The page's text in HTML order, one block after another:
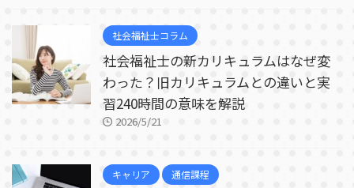
社会福祉士コラム
社会福祉士の新カリキュラムはなぜ変
わった？旧カリキュラムとの違いと実
習240時間の意味を解説
2026/5/21
キャリア 通信課程